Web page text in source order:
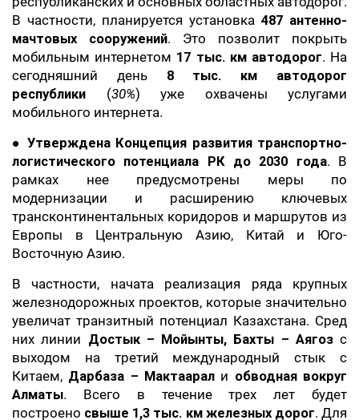
В частности, планируется установка 487 антенно-
мачтовых сооружений. Это позволит покрыть
мобильным интернетом 17 тыс. км автодорог. На
сегодняшний день 8 тыс. км автодорог
республики (30%) уже охвачены услугами
мобильного интернета.
● Утверждена Концепция развития транспортно-
логистического потенциала РК до 2030 года. В
рамках нее предусмотрены меры по
модернизации и расширению ключевых
трансконтинентальных коридоров и маршрутов из
Европы в Центральную Азию, Китай и Юго-
Восточную Азию.
В частности, начата реализация ряда крупных
железнодорожных проектов, которые значительно
увеличат транзитный потенциал Казахстана. Сред
них линии Достык – Мойынты, Бахты – Аягозс
выходом на третий международный стык с
Китаем, Дарбаза – Мактаарал и обводная вокруг
Алматы. Всего в течение трех лет будет
построено свыше 1,3 тыс. км железных дорог. Для